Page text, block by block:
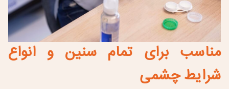
مناسب برای تمام سنین و انواع
شرایط چشمی